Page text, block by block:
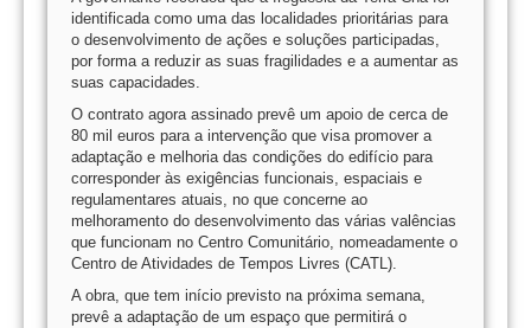
identificada como uma das localidades prioritárias para
o desenvolvimento de ações e soluções participadas,
por forma a reduzir as suas fragilidades e a aumentar as
suas capacidades.
O contrato agora assinado prevê um apoio de cerca de
80 mil euros para a intervenção que visa promover a
adaptação e melhoria das condições do edifício para
corresponder às exigências funcionais, espaciais e
regulamentares atuais, no que concerne ao
melhoramento do desenvolvimento das várias valências
que funcionam no Centro Comunitário, nomeadamente o
Centro de Atividades de Tempos Livres (CATL).
A obra, que tem início previsto na próxima semana,
prevê a adaptação de um espaço que permitirá o